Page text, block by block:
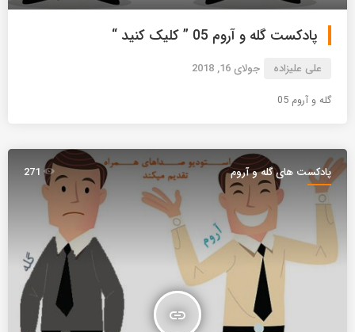
پادکست گله و آروم 05 ” کلیک کنید “
علی علیزاده جولای 16, 2018
گله و آروم 05
پادکست های گله و آروم
insert_link